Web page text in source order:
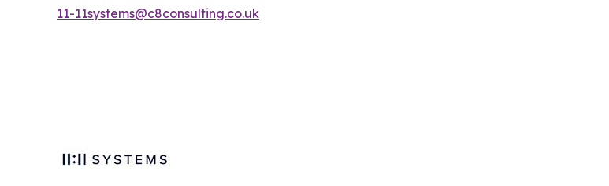
11-11systems@c8consulting.co.uk